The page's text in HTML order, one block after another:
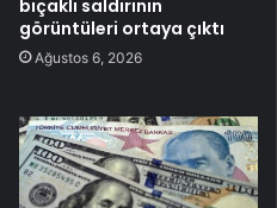
bıçaklı saldırının
görüntüleri ortaya çıktı
Ağustos 6, 2026